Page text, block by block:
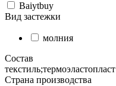
Baiytbuy
Вид застежки
молния
Состав
текстиль;термоэластопласт
Страна производства